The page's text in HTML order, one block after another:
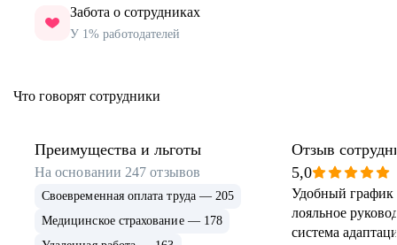
Забота о сотрудниках
У 1% работодателей
Что говорят сотрудники
Преимущества и льготы
На основании 247 отзывов
Своевременная оплата труда — 205
Медицинское страхование — 178
Отзыв
5,0
Удобный график
лояльное
система